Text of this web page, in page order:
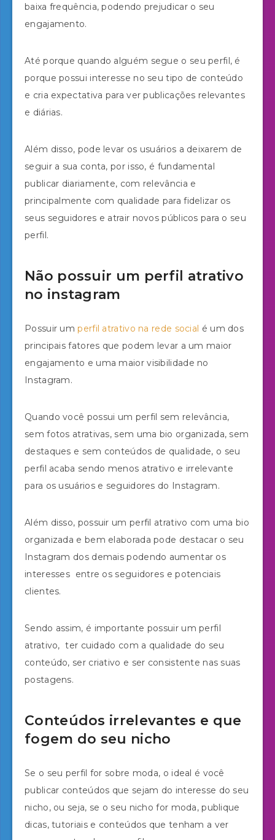
baixa frequência, podendo prejudicar o seu
engajamento.
Até porque quando alguém segue o seu perfil, é
porque possui interesse no seu tipo de conteúdo
e cria expectativa para ver publicações relevantes
e diárias.
Além disso, pode levar os usuários a deixarem de
seguir a sua conta, por isso, é fundamental
publicar diariamente, com relevância e
principalmente com qualidade para fidelizar os
seus seguidores e atrair novos públicos para o seu
perfil.
Não possuir um perfil atrativo
no instagram
Possuir umperfil atrativo na rede social é um dos
principais fatores que podem levar a um maior
engajamento e uma maior visibilidade no
Instagram.
Quando você possui um perfil sem relevância,
sem fotos atrativas, sem uma bio organizada, sem
destaques e sem conteúdos de qualidade, o seu
perfil acaba sendo menos atrativo e irrelevante
para os usuários e seguidores do Instagram.
Além disso, possuir um perfil atrativo com uma bio
organizada e bem elaborada pode destacar o seu
Instagram dos demais podendo aumentar os
interesses entre os seguidores e potenciais
clientes.
Sendo assim, é importante possuir um perfil
atrativo, ter cuidado com a qualidade do seu
conteúdo, ser criativo e ser consistente nas suas
postagens.
Conteúdos irrelevantes e que
fogem do seu nicho
Se o seu perfil for sobre moda, o ideal é você
publicar conteúdos que sejam do interesse do seu
nicho, ou seja, se o seu nicho for moda, publique
dicas, tutoriais e conteúdos que tenham a ver